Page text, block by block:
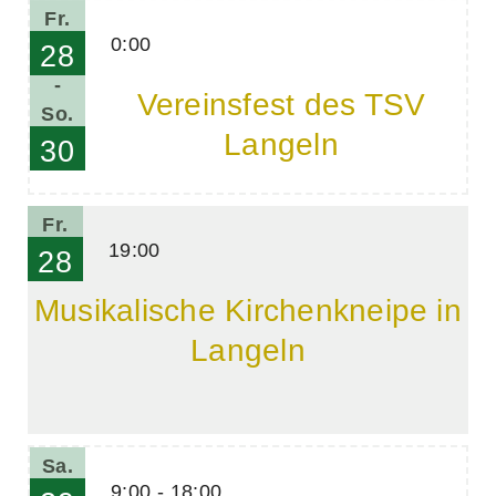
Fr.
28
-
So.
30
0:00
Vereinsfest des TSV
Langeln
Fr.
28 19:00
Musikalische Kirchenkneipe in
Langeln
Sa.
9:00 - 18:00